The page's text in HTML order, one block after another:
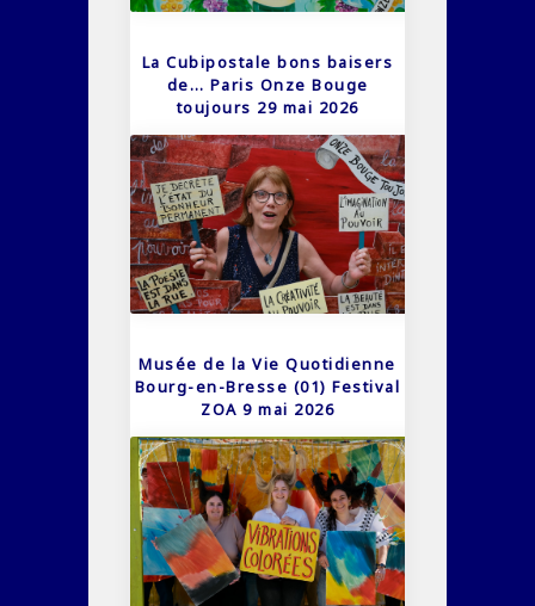
La Cubipostale bons baisers
de… Paris Onze Bouge
toujours 29 mai 2026
Musée de la Vie Quotidienne
Bourg-en-Bresse (01) Festival
ZOA 9 mai 2026